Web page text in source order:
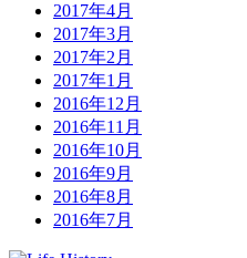
2017年4月
2017年3月
2017年2月
2017年1月
2016年12月
2016年11月
2016年10月
2016年9月
2016年8月
2016年7月